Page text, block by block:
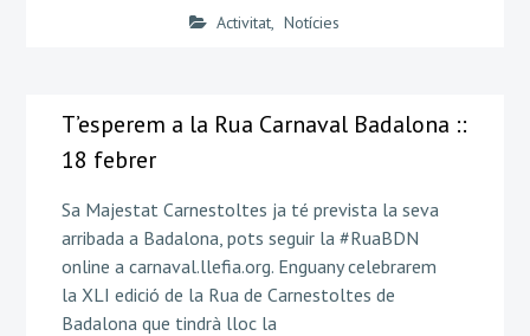
Activitat, Notícies
T’esperem a la Rua Carnaval Badalona ::
18 febrer
Sa Majestat Carnestoltes ja té prevista la seva
arribada a Badalona, pots seguir la #RuaBDN
online a carnaval.llefia.org. Enguany celebrarem
la XLI edició de la Rua de Carnestoltes de
Badalona que tindrà lloc la